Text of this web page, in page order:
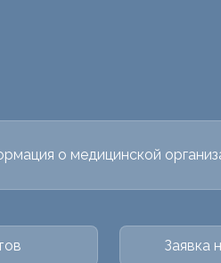
о медицинской
Заявка